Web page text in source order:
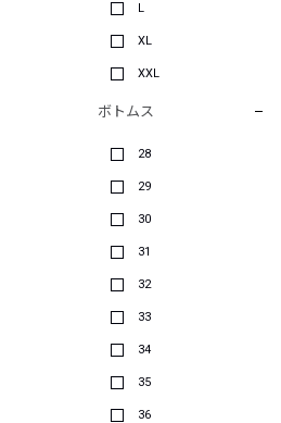
L
XL
XXL
ボトムス
28
29
30
31
32
33
34
35
36